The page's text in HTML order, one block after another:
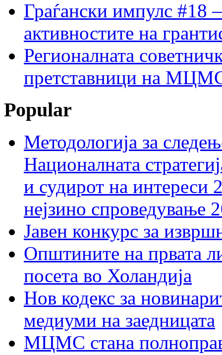
Граѓански импулс #18
активностите на
Регионалната
претставници на МЦМС
Popular
Методологија за
Националната
и судирот на интереси
нејзино спроведување
Јавен конкурс за
Општините на првата
посета во Холандија
Нов кодекс за
медиуми на заедницата
МЦМС стана